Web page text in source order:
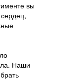
вы
Наши